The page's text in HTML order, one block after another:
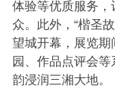
体验等优质服务
众。此外，“楷圣
望城开幕，展览
园、作品点评会
韵浸润三湘大地。